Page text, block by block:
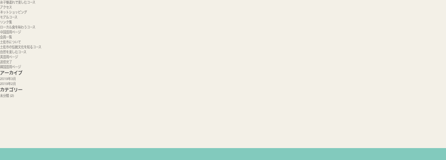
お子様連れで楽しむコース
アクセス
ネットショッピング
モデルコース
リンク集
ローカル食を味わうコース
中国語用ページ
会員一覧
土佐市について
土佐市の伝統文化を知るコース
自然を楽しむコース
英語用ページ
送信完了
韓国語用ページ
アーカイブ
2019年3月
2019年2月
カテゴリー
未分類 (2)